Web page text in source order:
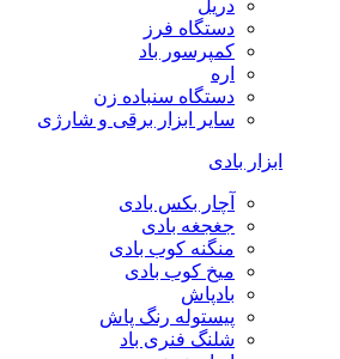
دریل
دستگاه فرز
کمپرسور باد
اره
دستگاه سنباده زن
سایر ابزار برقی و شارژی
ابزار بادی
آچار بکس بادی
جغجغه بادی
منگنه کوب بادی
میخ کوب بادی
بادپاش
پیستوله رنگ پاش
شلنگ فنری باد